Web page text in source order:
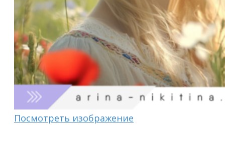
Посмотреть изображение